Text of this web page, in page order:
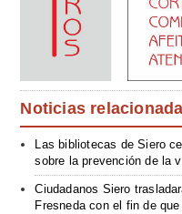
Noticias
Las bibliotecas de Siero
sobre la prevención de la
Ciudadanos Siero
Fresneda con el fin de